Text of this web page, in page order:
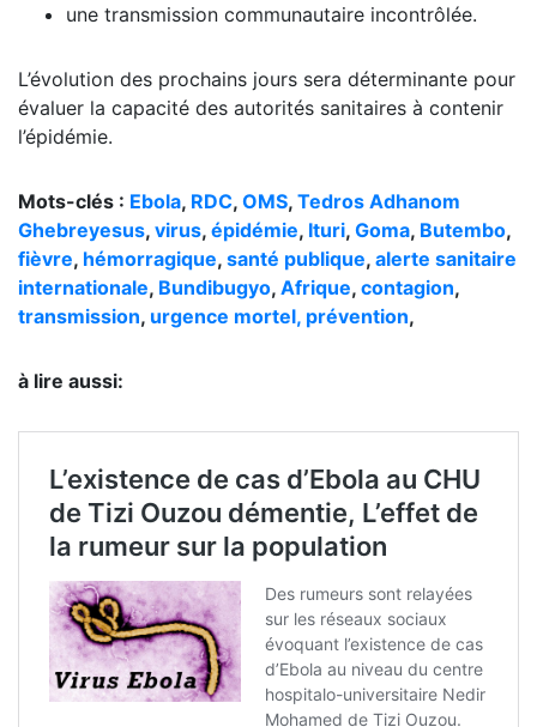
une transmission communautaire incontrôlée.
L’évolution des prochains jours sera déterminante pour
évaluer la capacité des autorités sanitaires à contenir
l’épidémie.
Mots-clés : Ebola, RDC, OMS, Tedros Adhanom
Ghebreyesus, virus, épidémie, Ituri, Goma, Butembo,
fièvre, hémorragique, santé publique, alerte sanitaire
internationale, Bundibugyo, Afrique, contagion,
transmission, urgence mortel, prévention,
à lire aussi: